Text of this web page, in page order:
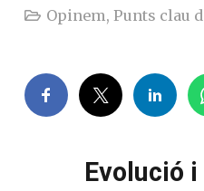
Opinem,Punts clau
Evolució